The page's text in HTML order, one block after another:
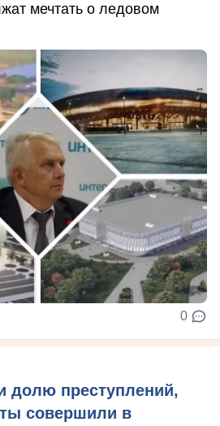
мечтать о ледовом
0
долю преступлений,
совершили в